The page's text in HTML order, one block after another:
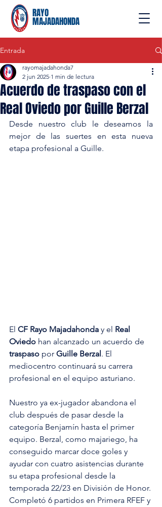
RAYO
MAJADAHONDA
Entrada
Acuerdo de traspaso con el
Real Oviedo por Guille Berzal
rayomajadahonda7
2 jun 2025 1 min de lectura
Desde nuestro club le deseamos la
mejor de las suertes en esta nueva
etapa profesional a Guille.
El CF Rayo Majadahonda y el Real
Oviedo han alcanzado un acuerdo de
traspaso por Guille Berzal. El
mediocentro continuará su carrera
profesional en el equipo asturiano.
Nuestro ya ex-jugador abandona el
club después de pasar desde la
categoría Benjamín hasta el primer
equipo. Berzal, como majariego, ha
conseguido marcar doce goles y
ayudar con cuatro asistencias durante
su etapa profesional desde la
temporada 22/23 en División de Honor.
Completó 6 partidos en Primera RFEF y